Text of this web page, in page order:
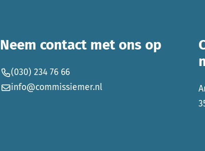
Neem contact met ons op
(030) 234 76 66
info@commissiemer.nl